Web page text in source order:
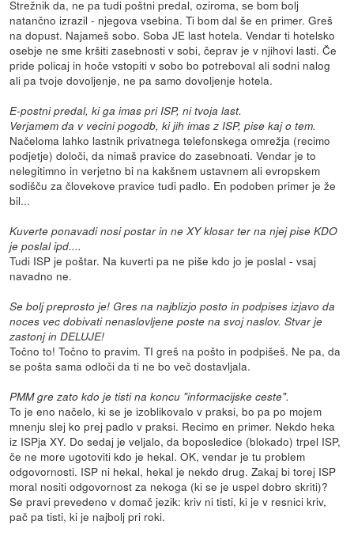
Strežnik da, ne pa tudi poštni predal, oziroma, se bom bolj
natančno izrazil - njegova vsebina. Ti bom dal še en primer. Greš
na dopust. Najameš sobo. Soba JE last hotela. Vendar ti hotelsko
osebje ne sme kršiti zasebnosti v sobi, čeprav je v njihovi lasti. Če
pride policaj in hoče vstopiti v sobo bo potreboval ali sodni nalog
ali pa tvoje dovoljenje, ne pa samo dovoljenje hotela.
E-postni predal, ki ga imas pri ISP, ni tvoja last.
Verjamem da v vecini pogodb, ki jih imas z ISP, pise kaj o tem.
Načeloma lahko lastnik privatnega telefonskega omrežja (recimo
podjetje) določi, da nimaš pravice do zasebnoati. Vendar je to
nelegitimno in verjetno bi na kakšnem ustavnem ali evropskem
sodišču za človekove pravice tudi padlo. En podoben primer je že
bil...
Kuverte ponavadi nosi postar in ne XY klosar ter na njej pise KDO
je poslal ipd....
Tudi ISP je poštar. Na kuverti pa ne piše kdo jo je poslal - vsaj
navadno ne.
Se bolj preprosto je! Gres na najblizjo posto in podpises izjavo da
noces vec dobivati nenaslovljene poste na svoj naslov. Stvar je
zastonj in DELUJE!
Točno to! Točno to pravim. TI greš na pošto in podpišeš. Ne pa, da
se pošta sama odloči da ti ne bo več dostavljala.
PMM gre zato kdo je tisti na koncu "informacijske ceste".
To je eno načelo, ki se je izoblikovalo v praksi, bo pa po mojem
mnenju slej ko prej padlo v praksi. Recimo en primer. Nekdo heka
iz ISPja XY. Do sedaj je veljalo, da boposledice (blokado) trpel ISP,
če ne more ugotoviti kdo je hekal. OK, vendar je tu problem
odgovornosti. ISP ni hekal, hekal je nekdo drug. Zakaj bi torej ISP
moral nositi odgovornost za nekoga (ki se je uspel dobro skriti)?
Se pravi prevedeno v domač jezik: kriv ni tisti, ki je v resnici kriv,
pač pa tisti, ki je najbolj pri roki.